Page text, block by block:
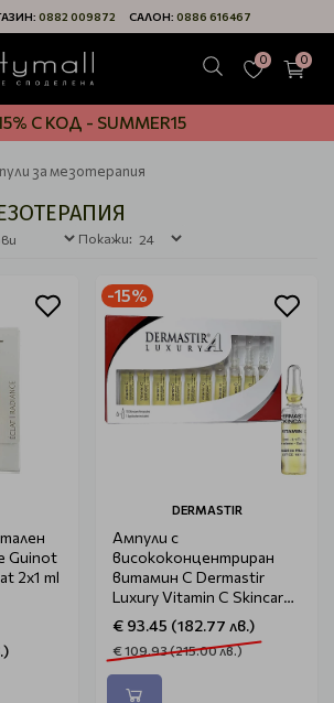
0882 009872 САЛОН: 0886 616467
0 0
С КОД - SUMMER15
за мезотерапия
Покажи:
Guinot
2x1 ml
-15%
DERMASTIR
Ампули с
висококонцентриран
витамин C Dermastir
Luxury Vitamin C Skincare
Ampoule 10x3ml
€ 93.45 (182.77 лв.)
€ 109.93 (215.00 лв.)